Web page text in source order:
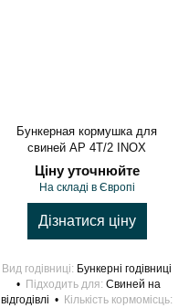
Бункерная кормушка для
свиней AP 4T/2 INOX
Ціну уточнюйте
На складі в Європі
Дізнатися ціну
Вид годівниці
Бункерні годівниці
Підходить для Свиней на
відгодівлі
Кількість кормомісць